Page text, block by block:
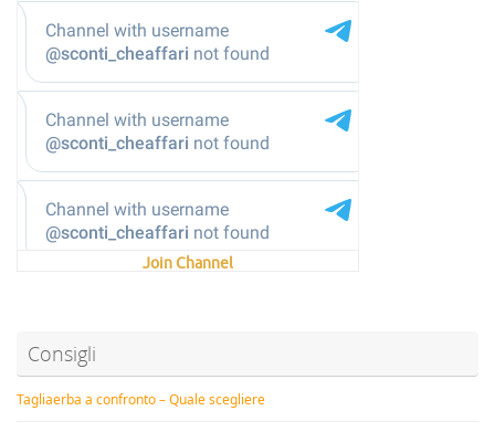
Join Channel
Consigli
Tagliaerba a confronto – Quale scegliere